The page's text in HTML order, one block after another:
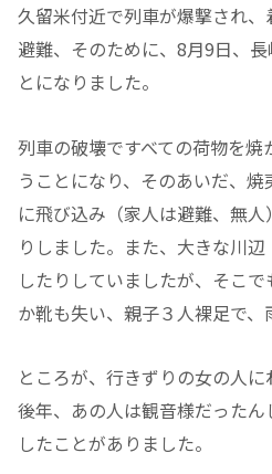
久留米付近で列車が爆撃され
避難、そのために、8月9日、
とになりました。
列車の破壊ですべての荷物を
うことになり、そのあいだ、
に飛び込み（家人は避難、無
りしました。また、大きな川
したりしていましたが、そこ
か靴も失い、親子３人裸足で、
ところが、行きずりの女の人に
後年、あの人は観音様だった
したことがありました。